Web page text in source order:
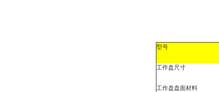
型号
工作盘尺寸
工作盘盘面材料